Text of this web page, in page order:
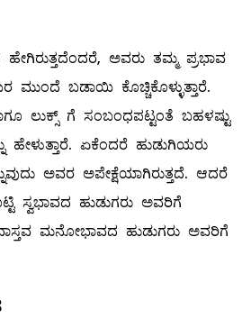
ಹೇಗಿರುತ್ತದೆಂದರೆ, ಅವರು ತಮ್ಮ ಪ್ರಭಾವ
ಮುಂದೆ ಬಡಾಯಿ ಕೊಚ್ಚಿಕೊಳ್ಳುತ್ತಾರೆ.
ಲುಕ್ಸ್ ಗೆ ಸಂಬಂಧಪಟ್ಟಂತೆ ಬಹಳಷ್ಟು
ಹೇಳುತ್ತಾರೆ. ಏಕೆಂದರೆ ಹುಡುಗಿಯರು
ಅವರ ಅಪೇಕ್ಷೆಯಾಗಿರುತ್ತದೆ. ಆದರೆ
ಸ್ವಭಾವದ ಹುಡುಗರು ಅವರಿಗೆ
ವಾಸ್ತವ ಮನೋಭಾವದ ಹುಡುಗರು ಅವರಿಗೆ